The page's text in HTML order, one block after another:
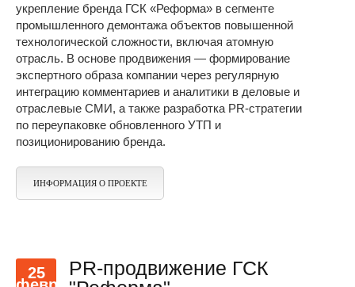
укрепление бренда ГСК «Реформа» в сегменте
промышленного демонтажа объектов повышенной
технологической сложности, включая атомную
отрасль. В основе продвижения — формирование
экспертного образа компании через регулярную
интеграцию комментариев и аналитики в деловые и
отраслевые СМИ, а также разработка PR-стратегии
по переупаковке обновленного УТП и
позиционированию бренда.
ИНФОРМАЦИЯ О ПРОЕКТЕ
25
PR-продвижение ГСК